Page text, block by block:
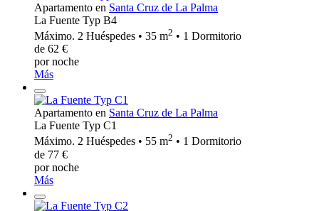
Apartamento en Santa Cruz de La Palma
La Fuente Typ B4
Máximo. 2 Huéspedes • 35 m2 • 1 Dormitorio
de 62 €
por noche
Más
Apartamento en Santa Cruz de La Palma
La Fuente Typ C1
Máximo. 2 Huéspedes • 55 m2 • 1 Dormitorio
de 77 €
por noche
Más